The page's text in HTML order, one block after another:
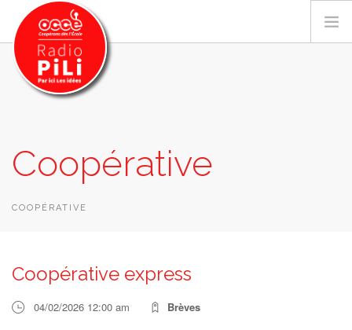
GRILLE DES PROGRAMMES
EMISSIONS / PODCASTS
SUR LE TERRITOIRE
RECHERCHER
Coopérative
COOPÉRATIVE
Coopérative express
04/02/2026 12:00 am Brèves